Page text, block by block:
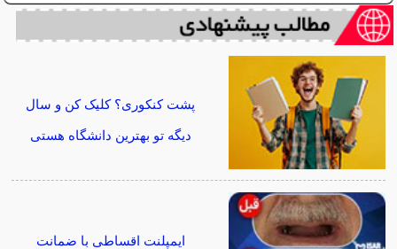
پشت کنکوری؟ کلیک کن و سال
دیگه تو بهترین دانشگاه هستی
ایمپلنت اقساطی با ضمانت